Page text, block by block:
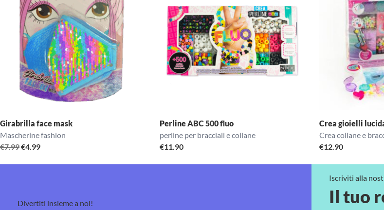
Girabrilla face mask
Mascherine fashion
€7.99Il
€4.99Il
Perline ABC 500 fluo
perline per bracciali e collane
€11.90
Crea gioielli
Crea collane e
€12.90
Divertiti insieme a noi!
Iscriviti alla
Il tuo